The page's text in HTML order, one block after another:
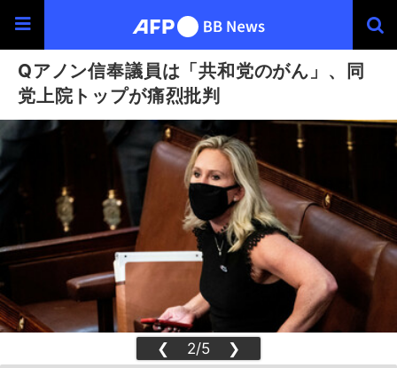
Qアノン信奉議員は「共和党のがん」、同
党上院トップが痛烈批判
❮ 2/5 ❯